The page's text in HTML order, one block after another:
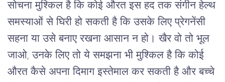
सोचना मुश्किल है कि कोई औरत इस हद तक संगीन हेल्थ
समस्याओं से घिरी हो सकती है कि उसके लिए प्रेगनेंसी
सहना या उसे बनाए रखना आसान न हो। खैर वो तो भूल
जाओ, उनके लिए तो ये समझना भी मुश्किल है कि कोई
औरत कैसे अपना दिमाग इस्तेमाल कर सकती है और बच्चे